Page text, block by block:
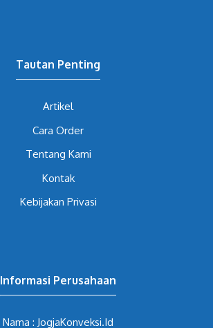
Tautan Penting
Artikel
Cara Order
Tentang Kami
Kontak
Kebijakan Privasi
Informasi Perusahaan
Nama : JogjaKonveksi.Id